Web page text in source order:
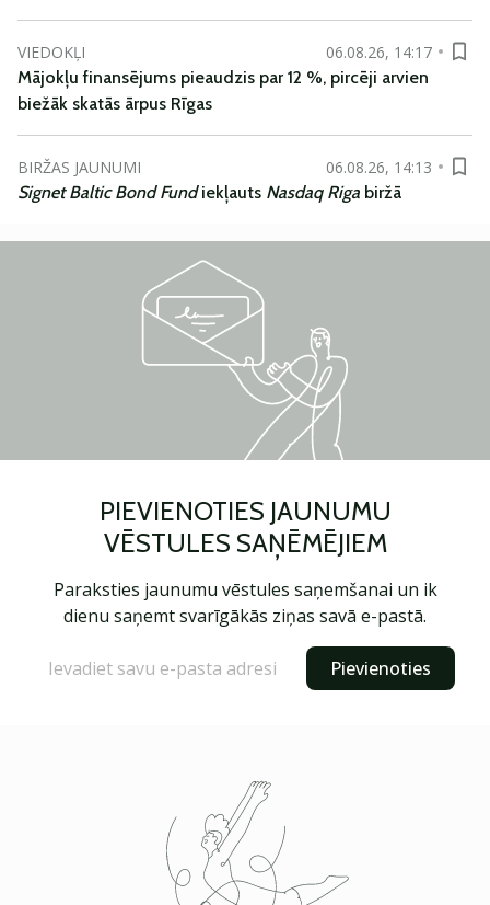
VIEDOKĻI
06.08.26, 14:17
Mājokļu finansējums pieaudzis par 12 %, pircēji arvien
biežāk skatās ārpus Rīgas
BIRŽAS JAUNUMI
06.08.26, 14:13
Signet Baltic Bond Fundiekļauts Nasdaq Riga biržā
PIEVIENOTIES JAUNUMU
VĒSTULES SAŅĒMĒJIEM
Paraksties jaunumu vēstules saņemšanai un ik
dienu saņemt svarīgākās ziņas savā e-pastā.
Pievienoties